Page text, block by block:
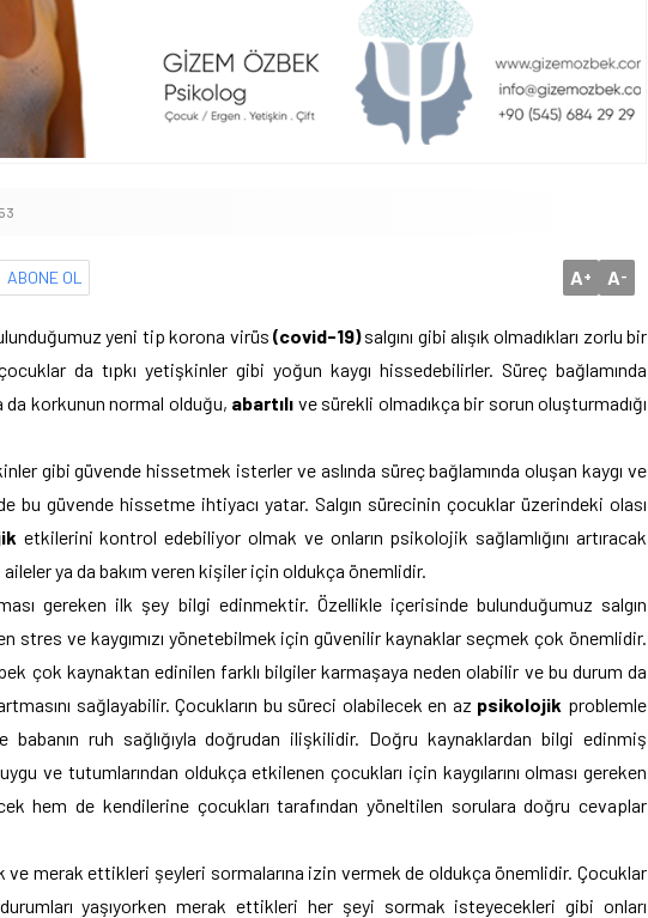
ABONE OL A+ A-
yeni tip korona virüs (covid-19)salgını gibi alışık olmadıkları zorlu bir
da tıpkı yetişkinler gibi yoğun kaygı hissedebilirler. Süreç bağlamında
da korkunun normal olduğu, abartılı ve sürekli olmadıkça bir sorun oluşturmadığı
gibi güvende hissetmek isterler ve aslında süreç bağlamında oluşan kaygı ve
bu güvende hissetme ihtiyacı yatar. Salgın sürecinin çocuklar üzerindeki olası
etkilerini kontrol edebiliyor olmak ve onların psikolojik sağlamlığını artıracak
ya da bakım veren kişiler için oldukça önemlidir.
gereken ilk şey bilgi edinmektir. Özellikle içerisinde bulunduğumuz salgın
stres ve kaygımızı yönetebilmek için güvenilir kaynaklar seçmek çok önemlidir.
çok kaynaktan edinilen farklı bilgiler karmaşaya neden olabilir ve bu durum da
sağlayabilir. Çocukların bu süreci olabilecek en az psikolojik problemle
babanın ruh sağlığıyla doğrudan ilişkilidir. Doğru kaynaklardan bilgi edinmiş
ve tutumlarından oldukça etkilenen çocukları için kaygılarını olması gereken
hem de kendilerine çocukları tarafından yöneltilen sorulara doğru cevaplar
ve merak ettikleri şeyleri sormalarına izin vermek de oldukça önemlidir. Çocuklar
durumları yaşıyorken merak ettikleri her şeyi sormak isteyecekleri gibi onları